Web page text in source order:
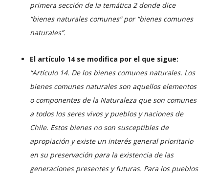
primera sección de la temática 2 donde dice
“bienes naturales comunes” por “bienes comunes
naturales”.
El artículo 14 se modifica por el que sigue:
“Artículo 14. De los bienes comunes naturales. Los
bienes comunes naturales son aquellos elementos
o componentes de la Naturaleza que son comunes
a todos los seres vivos y pueblos y naciones de
Chile. Estos bienes no son susceptibles de
apropiación y existe un interés general prioritario
en su preservación para la existencia de las
generaciones presentes y futuras. Para los pueblos